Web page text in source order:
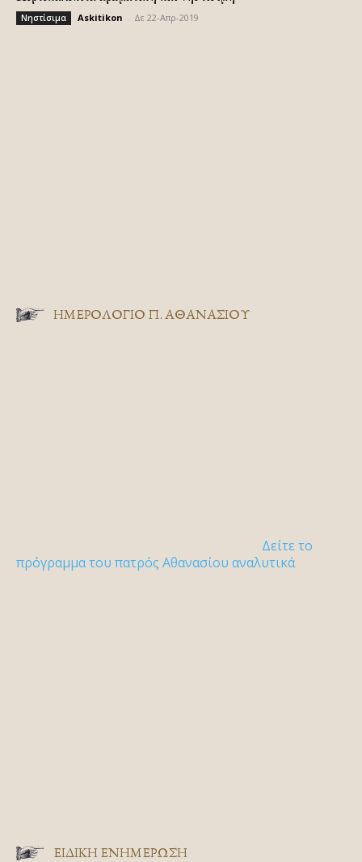
Νηστίσιμα Askitikon Δε 22-Απρ-2019
ΗΜΕΡΟΛΟΓΙΟ Π. ΑΘΑΝΑΣΙΟΥ
Δείτε το
πρόγραμμα του πατρός Αθανασίου αναλυτικά
ΕΙΔΙΚΉ ΕΝΗΜΈΡΩΣΗ